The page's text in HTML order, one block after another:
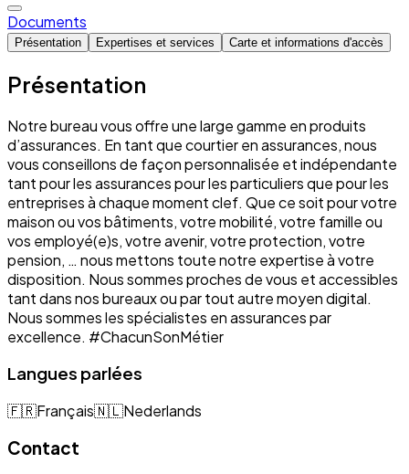
Documents
Présentation Expertises et services Carte et informations d'accès
Présentation
Notre bureau vous offre une large gamme en produits
d’assurances. En tant que courtier en assurances, nous
vous conseillons de façon personnalisée et indépendante
tant pour les assurances pour les particuliers que pour les
entreprises à chaque moment clef. Que ce soit pour votre
maison ou vos bâtiments, votre mobilité, votre famille ou
vos employé(e)s, votre avenir, votre protection, votre
pension, … nous mettons toute notre expertise à votre
disposition. Nous sommes proches de vous et accessibles
tant dans nos bureaux ou par tout autre moyen digital.
Nous sommes les spécialistes en assurances par
excellence. #ChacunSonMétier
Langues parlées
🇫🇷Français🇳🇱Nederlands
Contact